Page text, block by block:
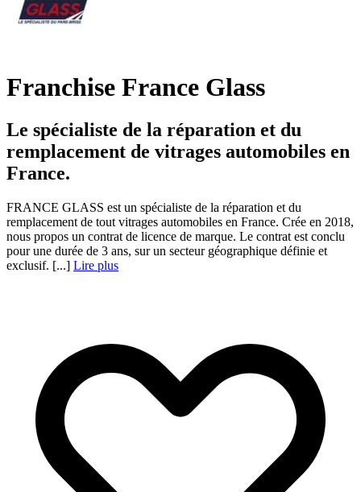
Franchise France Glass
Le spécialiste de la réparation et du
remplacement de vitrages automobiles en
France.
FRANCE GLASS est un spécialiste de la réparation et du
remplacement de tout vitrages automobiles en France. Crée en 2018,
nous propos un contrat de licence de marque. Le contrat est conclu
pour une durée de 3 ans, sur un secteur géographique définie et
exclusif. [...] Lire plus